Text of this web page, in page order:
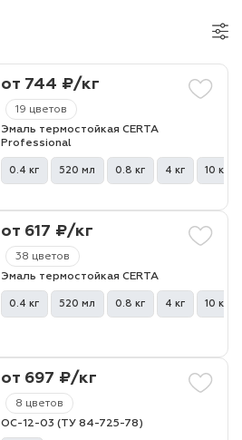
19 цветов
от 744 ₽/кг
Эмаль термостойкая CERTA
Professional
0.4 кг 520 мл 0.8 кг 4 кг 10 кг
38 цветов
от 617 ₽/кг
Эмаль термостойкая CERTA
0.4 кг 520 мл 0.8 кг 4 кг 10 кг
8 цветов
от 697 ₽/кг
ОС-12-03 (ТУ 84-725-78)